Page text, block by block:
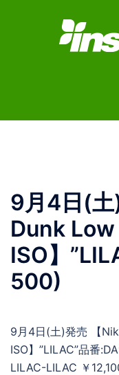
9月4日(土
Dunk
ISO】
500)
9月4日(土)発売 【
ISO】”LILAC”品番
LILAC-LILAC ￥